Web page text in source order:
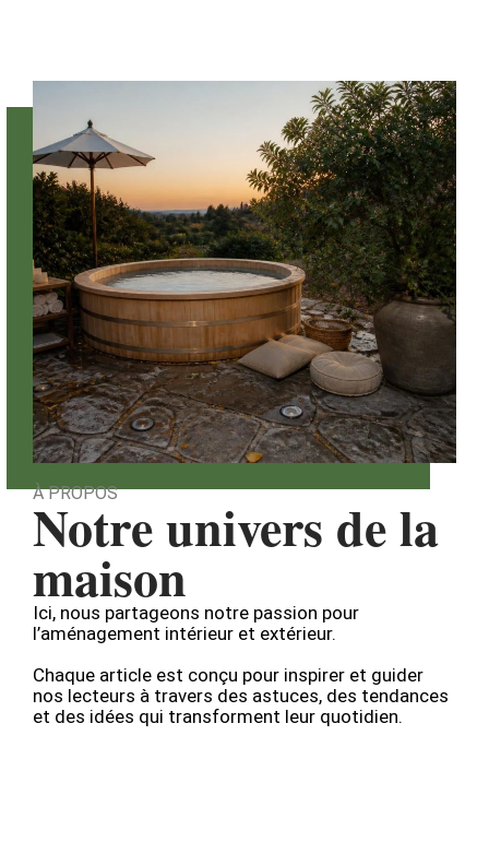
À PROPOS
Notre univers de la
maison
Ici, nous partageons notre passion pour
l’aménagement intérieur et extérieur.
Chaque article est conçu pour inspirer et guider
nos lecteurs à travers des astuces, des tendances
et des idées qui transforment leur quotidien.